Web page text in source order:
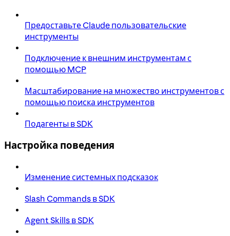
Предоставьте Claude пользовательские
инструменты
Подключение к внешним инструментам с
помощью MCP
Масштабирование на множество инструментов с
помощью поиска инструментов
Подагенты в SDK
Настройка поведения
Изменение системных подсказок
Slash Commands в SDK
Agent Skills в SDK